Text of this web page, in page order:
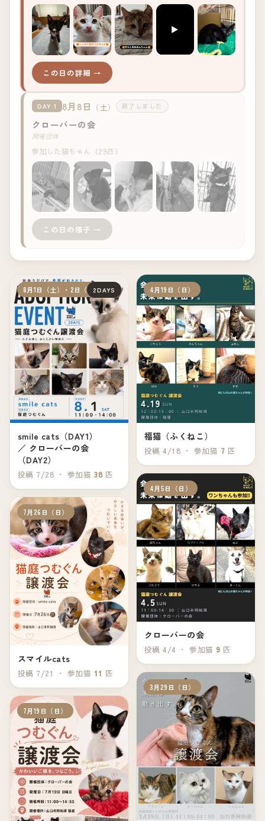
▶
この日の詳細 →
DAY 1 8月8日 （土） 終了しました
クローバーの会
開催団体
参加した猫ちゃん（29匹）
この日の様子 →
8月1日（土）・2日（日）2DAYS
smile cats（DAY1）
／ クローバーの会
（DAY2）
投稿 7/28 ・ 参加猫 38匹
7月26日（日）
スマイルcats
投稿 7/21 ・ 参加猫 11 匹
7月19日（日）
4月19日（日）
福猫（ふくねこ）
投稿 4/18 ・ 参加猫 7 匹
4月5日（日）
クローバーの会
投稿 4/4 ・ 参加猫 9 匹
3月29日（日）